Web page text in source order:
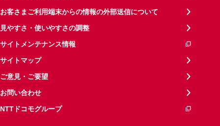
お客さまご利用端末からの情報の外部送信について
見やすさ・使いやすさの調整
サイトメンテナンス情報
サイトマップ
ご意見・ご要望
お問い合わせ
NTTドコモグループ